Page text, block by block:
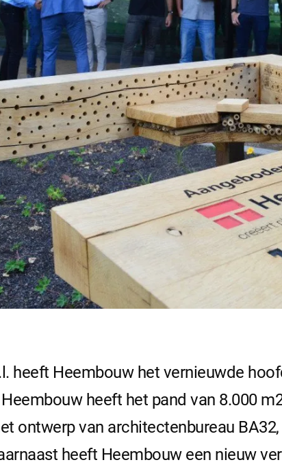
heeft Heembouw het vernieuwde
heeft het pand van 8.000
ontwerp van architectenbureau
heeft Heembouw een nieuw